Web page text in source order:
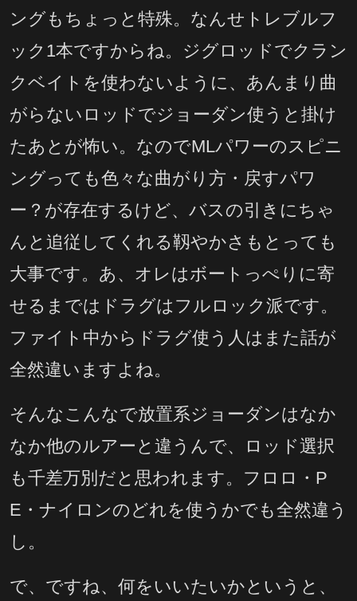
ングもちょっと特殊。なんせトレブルフ
ック1本ですからね。ジグロッドでクラン
クベイトを使わないように、あんまり曲
がらないロッドでジョーダン使うと掛け
たあとが怖い。なのでMLパワーのスピニ
ングっても色々な曲がり方・戻すパワ
ー？が存在するけど、バスの引きにちゃ
んと追従してくれる靱やかさもとっても
大事です。あ、オレはボートっぺりに寄
せるまではドラグはフルロック派です。
ファイト中からドラグ使う人はまた話が
全然違いますよね。
そんなこんなで放置系ジョーダンはなか
なか他のルアーと違うんで、ロッド選択
も千差万別だと思われます。フロロ・P
E・ナイロンのどれを使うかでも全然違う
し。
で、ですね、何をいいたいかというと、